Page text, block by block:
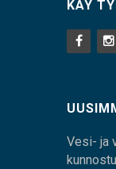
KÄY
Vesi- ja